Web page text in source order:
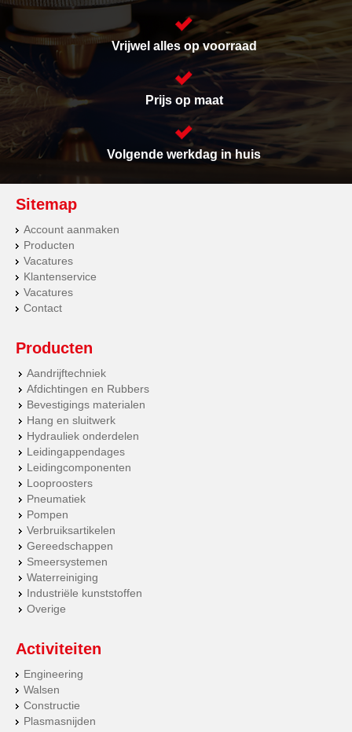
Vrijwel alles op voorraad
Prijs op maat
Volgende werkdag in huis
Sitemap
Account aanmaken
Producten
Vacatures
Klantenservice
Vacatures
Contact
Producten
Aandrijftechniek
Afdichtingen en Rubbers
Bevestigings materialen
Hang en sluitwerk
Hydrauliek onderdelen
Leidingappendages
Leidingcomponenten
Looproosters
Pneumatiek
Pompen
Verbruiksartikelen
Gereedschappen
Smeersystemen
Waterreiniging
Industriële kunststoffen
Overige
Activiteiten
Engineering
Walsen
Constructie
Plasmasnijden